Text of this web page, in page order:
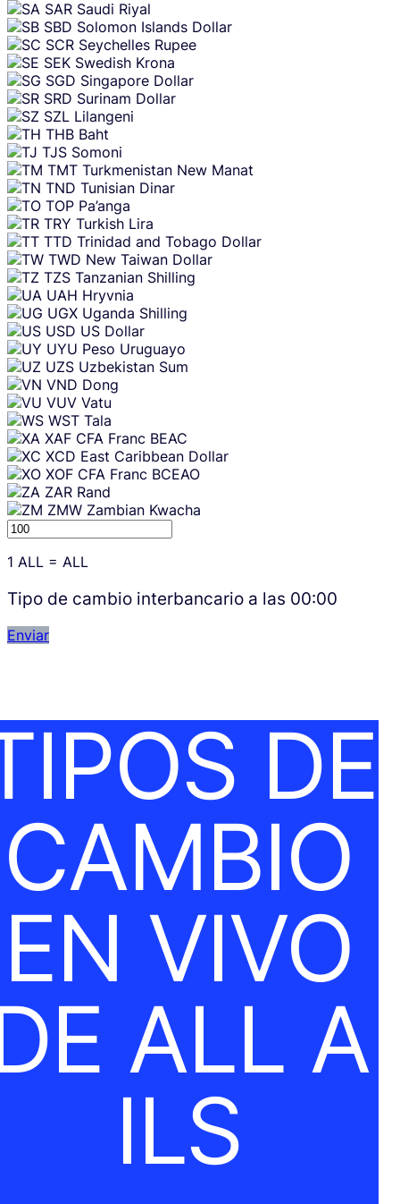
SAR Saudi Riyal
SBD Solomon Islands Dollar
SCR Seychelles Rupee
SEK Swedish Krona
SGD Singapore Dollar
SRD Surinam Dollar
SZL Lilangeni
THB Baht
TJS Somoni
TMT Turkmenistan New Manat
TND Tunisian Dinar
TOP Pa’anga
TRY Turkish Lira
TTD Trinidad and Tobago Dollar
TWD New Taiwan Dollar
TZS Tanzanian Shilling
UAH Hryvnia
UGX Uganda Shilling
USD US Dollar
UYU Peso Uruguayo
UZS Uzbekistan Sum
VND Dong
VUV Vatu
WST Tala
XAF CFA Franc BEAC
XCD East Caribbean Dollar
XOF CFA Franc BCEAO
ZAR Rand
ZMW Zambian Kwacha
1 ALL = ALL
Tipo de cambio interbancario a las 00:00
Enviar
DE
CAMBIO
EN VIVO
ALL A
ILS